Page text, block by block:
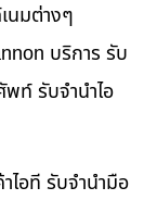
นมต่างๆ
บริการ รับ
ท์ รับจำนำไอ
ไอที รับจำนำมือ